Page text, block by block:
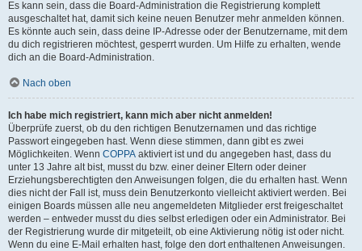
Es kann sein, dass die Board-Administration die Registrierung komplett
ausgeschaltet hat, damit sich keine neuen Benutzer mehr anmelden können.
Es könnte auch sein, dass deine IP-Adresse oder der Benutzername, mit dem
du dich registrieren möchtest, gesperrt wurden. Um Hilfe zu erhalten, wende
dich an die Board-Administration.
Nach oben
Ich habe mich registriert, kann mich aber nicht anmelden!
Überprüfe zuerst, ob du den richtigen Benutzernamen und das richtige
Passwort eingegeben hast. Wenn diese stimmen, dann gibt es zwei
Möglichkeiten. Wenn COPPA aktiviert ist und du angegeben hast, dass du
unter 13 Jahre alt bist, musst du bzw. einer deiner Eltern oder deiner
Erziehungsberechtigten den Anweisungen folgen, die du erhalten hast. Wenn
dies nicht der Fall ist, muss dein Benutzerkonto vielleicht aktiviert werden. Bei
einigen Boards müssen alle neu angemeldeten Mitglieder erst freigeschaltet
werden – entweder musst du dies selbst erledigen oder ein Administrator. Bei
der Registrierung wurde dir mitgeteilt, ob eine Aktivierung nötig ist oder nicht.
Wenn du eine E-Mail erhalten hast, folge den dort enthaltenen Anweisungen.